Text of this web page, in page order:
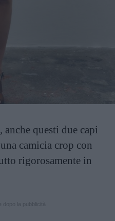
anche questi due capi
camicia crop con
rigorosamente in